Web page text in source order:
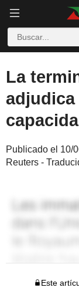
La
adjudica
Publicado el 10/
Reuters -
Este